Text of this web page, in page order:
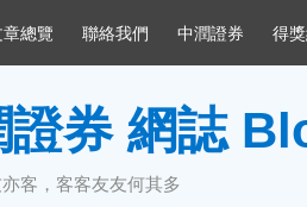
總覽 聯絡我們 中潤證券 得
證券 網誌
客，客客友友何其多